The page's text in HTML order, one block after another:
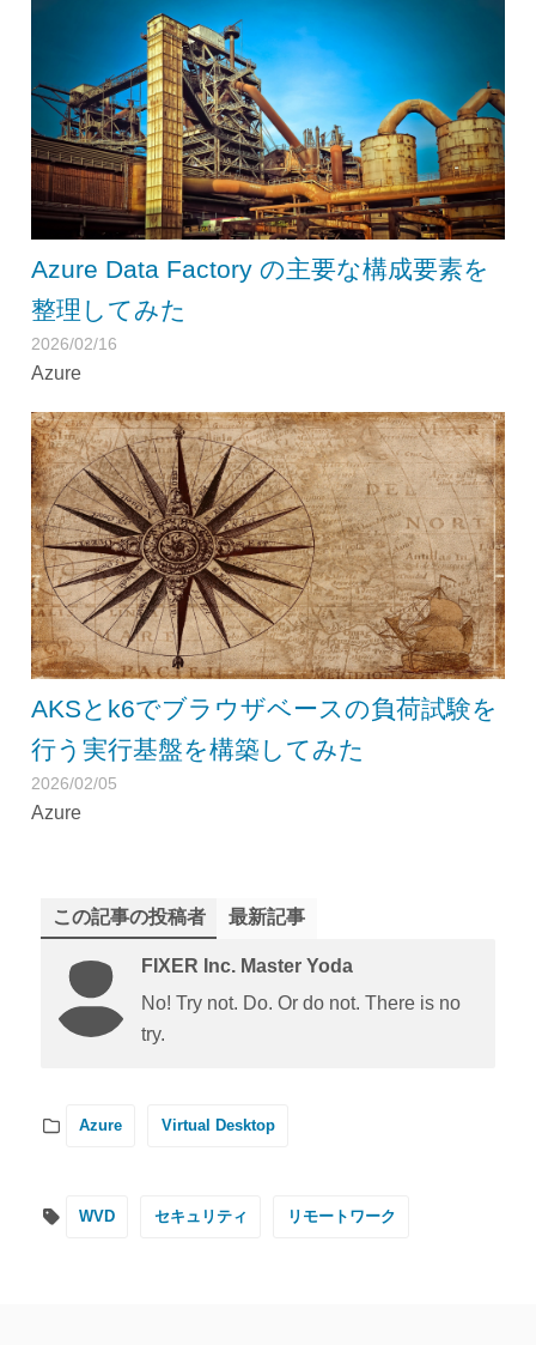
Azure Data Factory の主要な構成要素を
整理してみた
2026/02/16
Azure
AKSとk6でブラウザベースの負荷試験を
行う実行基盤を構築してみた
2026/02/05
Azure
この記事の投稿者 最新記事
FIXER Inc. Master Yoda
No! Try not. Do. Or do not. There is no
try.
Azure Virtual Desktop
WVD セキュリティ リモートワーク